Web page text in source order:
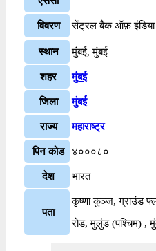
विवरण सेंट्रल बैंक ऑफ़
स्थान मुंबई, मुंबई
शहर मुंबई
जिला मुंबई
राज्य महाराष्ट्र
पिन कोड ४०००८०
देश भारत
पता
कृष्णा कुञ्ज, ग्राउंड
रोड, मुलुंड (पश्चिम) ,